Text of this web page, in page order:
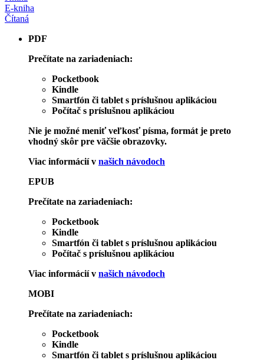
E-kniha
Čítaná
PDF
Prečítate na zariadeniach:
Pocketbook
Kindle
Smartfón či tablet s príslušnou aplikáciou
Počítač s príslušnou aplikáciou
Nie je možné meniť veľkosť písma, formát je preto
vhodný skôr pre väčšie obrazovky.
Viac informácií v našich návodoch
EPUB
Prečítate na zariadeniach:
Pocketbook
Kindle
Smartfón či tablet s príslušnou aplikáciou
Počítač s príslušnou aplikáciou
Viac informácií v našich návodoch
MOBI
Prečítate na zariadeniach:
Pocketbook
Kindle
Smartfón či tablet s príslušnou aplikáciou